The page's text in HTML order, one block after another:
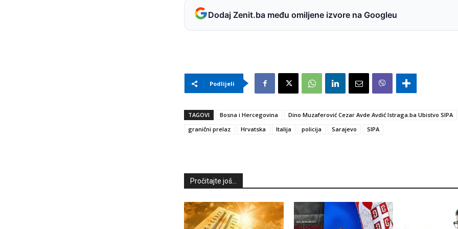
Dodaj Zenit.ba među omiljene izvore na Googleu
Podlijeli
TAGOVI Bosna i Hercegovina
Dino Muzaferović Cezar Avde Avdić Istraga.ba Ubistvo SIPA
granični prelaz
Hrvatska Italija policija Sarajevo SIPA
Pročitajte još...